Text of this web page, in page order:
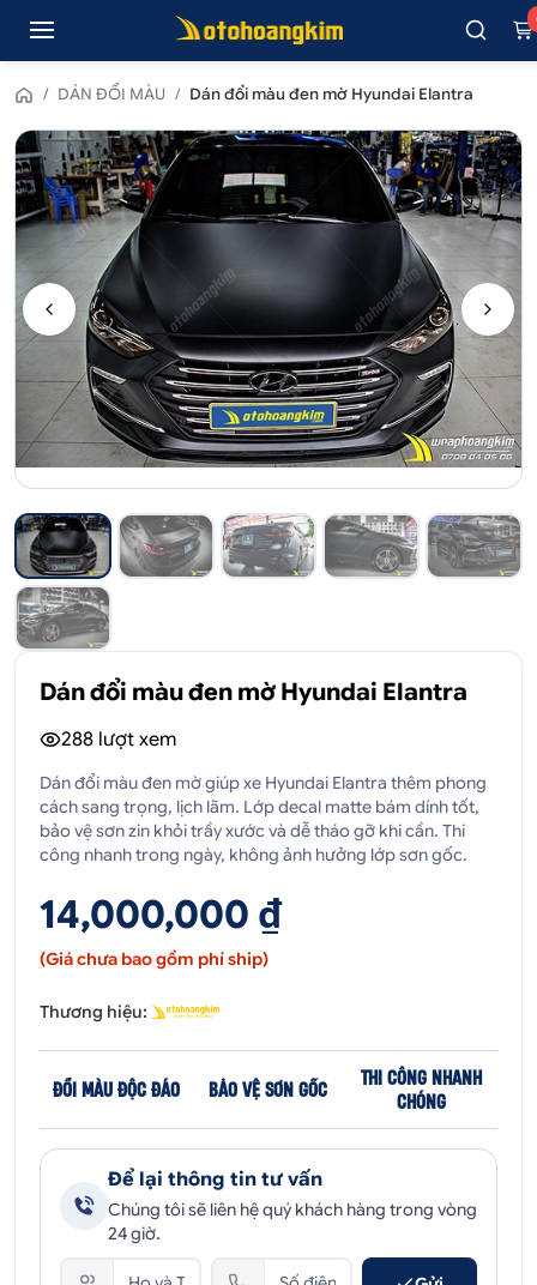
/ DÁN ĐỔI MÀU / Dán đổi màu đen mờ Hyundai Elantra
Dán đổi màu đen mờ Hyundai Elantra
288 lượt xem
Dán đổi màu đen mờ giúp xe Hyundai Elantra thêm phong
cách sang trọng, lịch lãm. Lớp decal matte bám dính tốt,
bảo vệ sơn zin khỏi trầy xước và dễ tháo gỡ khi cần. Thi
công nhanh trong ngày, không ảnh hưởng lớp sơn gốc.
14,000,000 ₫
(Giá chưa bao gồm phí ship)
Thương hiệu:
ĐỔI MÀU ĐỘC ĐÁO BẢO VỆ SƠN GỐC
THI CÔNG NHANH
CHÓNG
Để lại thông tin tư vấn
Chúng tôi sẽ liên hệ quý khách hàng trong vòng
24 giờ.